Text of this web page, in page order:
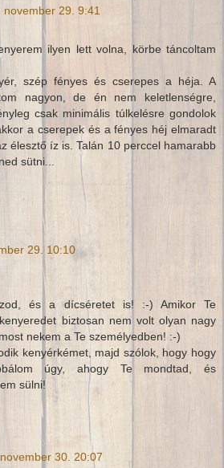
november 29. 9:41
ilyen lett volna, körbe táncoltam
szép fényes és cserepes a héja. A
nagyon, de én nem keletlenségre,
csak minimális túlkelésre gondolok
a cserepek és a fényes héj elmaradt
élesztő íz is. Talán 10 perccel hamarabb
sütni...
29. 10:10
és a dícséretet is! :-) Amikor Te
biztosan nem volt olyan nagy
nekem a Te személyedben! :-)
kenyérkémet, majd szólok, hogy hogy
úgy, ahogy Te mondtad, és
sülni!
30. 20:07